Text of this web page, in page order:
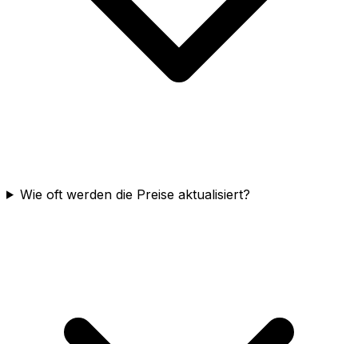
Wie oft werden die Preise aktualisiert?